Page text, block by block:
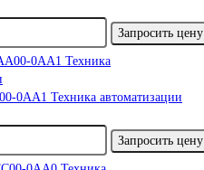
Запросить цену
0AA1 Техника автоматизации
Запросить цену